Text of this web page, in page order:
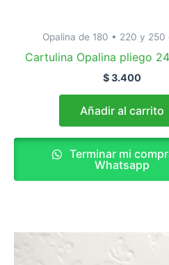
Opalina de 180 • 220 y 250
Cartulina Opalina pliego
$3.400
Añadir al carrito
Terminar mi
Whatsapp